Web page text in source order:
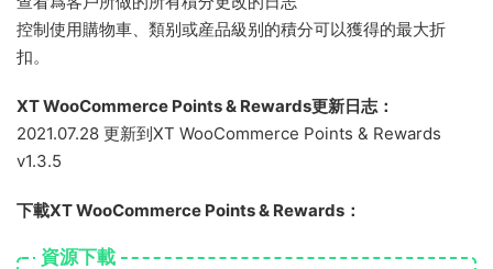
控制使用購物車、類别或産品級别的積分可以獲得的最大折
扣。
XT WooCommerce Points & Rewards更新日志：
2021.07.28 更新到XT WooCommerce Points & Rewards
v1.3.5
下載XT WooCommerce Points & Rewards：
資源下載